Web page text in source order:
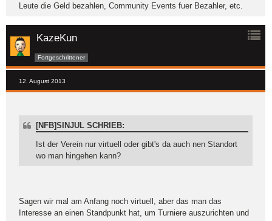
Leute die Geld bezahlen, Community Events fuer Bezahler, etc.
KazeKun
Fortgeschrittener
12. August 2013
[NFB]SINJUL SCHRIEB:
Ist der Verein nur virtuell oder gibt's da auch nen Standort
wo man hingehen kann?
Sagen wir mal am Anfang noch virtuell, aber das man das
Interesse an einen Standpunkt hat, um Turniere auszurichten und